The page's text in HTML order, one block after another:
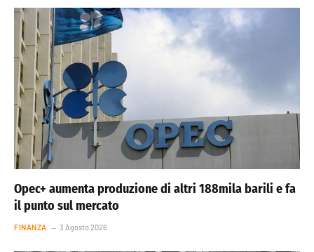
Opec+ aumenta produzione di altri 188mila barili e fa
il punto sul mercato
FINANZA 3 Agosto 2026